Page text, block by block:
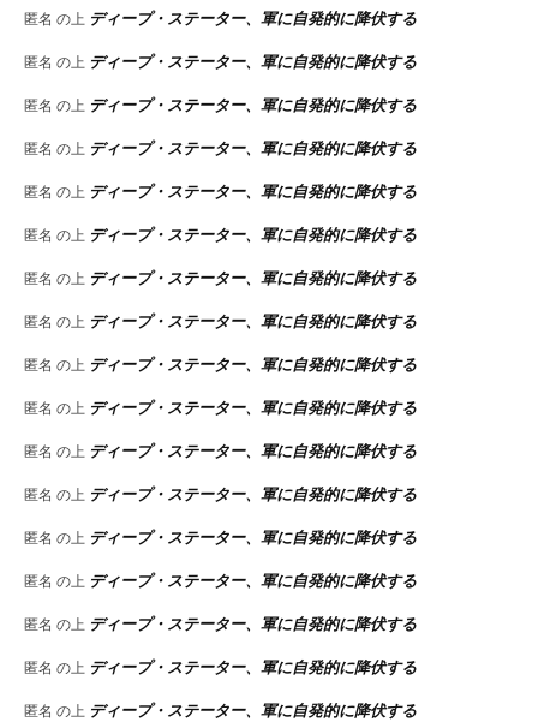
匿名 の上 ディープ・ステーター、軍に自発的に降伏する
匿名 の上 ディープ・ステーター、軍に自発的に降伏する
匿名 の上 ディープ・ステーター、軍に自発的に降伏する
匿名 の上 ディープ・ステーター、軍に自発的に降伏する
匿名 の上 ディープ・ステーター、軍に自発的に降伏する
匿名 の上 ディープ・ステーター、軍に自発的に降伏する
匿名 の上 ディープ・ステーター、軍に自発的に降伏する
匿名 の上 ディープ・ステーター、軍に自発的に降伏する
匿名 の上 ディープ・ステーター、軍に自発的に降伏する
匿名 の上 ディープ・ステーター、軍に自発的に降伏する
匿名 の上 ディープ・ステーター、軍に自発的に降伏する
匿名 の上 ディープ・ステーター、軍に自発的に降伏する
匿名 の上 ディープ・ステーター、軍に自発的に降伏する
匿名 の上 ディープ・ステーター、軍に自発的に降伏する
匿名 の上 ディープ・ステーター、軍に自発的に降伏する
匿名 の上 ディープ・ステーター、軍に自発的に降伏する
匿名 の上 ディープ・ステーター、軍に自発的に降伏する